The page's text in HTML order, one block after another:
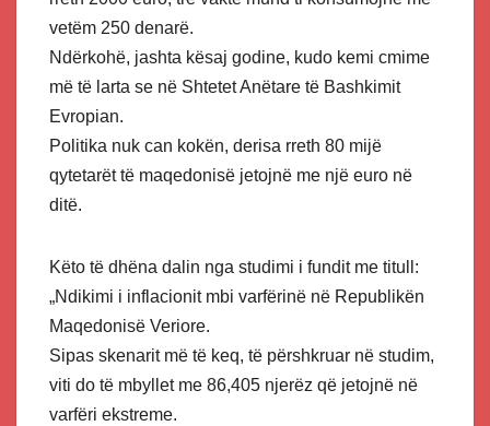
vetëm 250 denarë.
Ndërkohë, jashta kësaj godine, kudo kemi cmime
më të larta se në Shtetet Anëtare të Bashkimit
Evropian.
Politika nuk can kokën, derisa rreth 80 mijë
qytetarët të maqedonisë jetojnë me një euro në
ditë.
Këto të dhëna dalin nga studimi i fundit me titull:
„Ndikimi i inflacionit mbi varfërinë në Republikën
Maqedonisë Veriore.
Sipas skenarit më të keq, të përshkruar në studim,
viti do të mbyllet me 86,405 njerëz që jetojnë në
varfëri ekstreme.